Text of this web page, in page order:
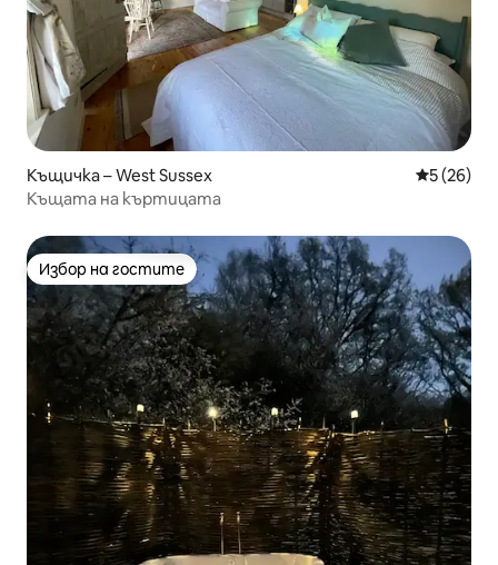
Къщичка – West Sussex Средна
5 (26)
Къщата на къртицата
Избор на гостите
Избор на гостите